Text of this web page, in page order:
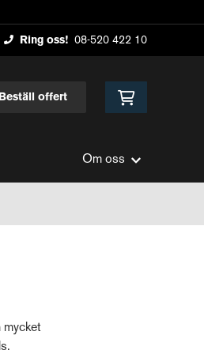
Ring oss! 08-520 422 10
Beställ offert
Om oss
mycket